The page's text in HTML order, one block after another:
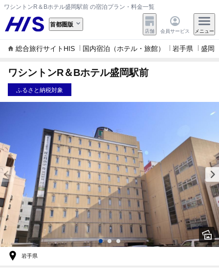
ワシントンR＆Bホテル盛岡駅前 の宿泊プラン・料金一覧
首都圏版
店舗 会員サービス メニュー
総合旅行サイトHIS 国内宿泊（ホテル・旅館） 岩手県 盛岡
ワシントンR＆Bホテル盛岡駅前
ふるさと納税対象
岩手県